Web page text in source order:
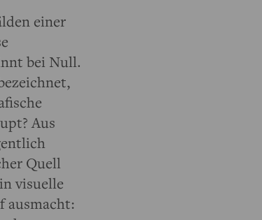
einer
bei Null.
Aus
Quell
visuelle
ausmacht: